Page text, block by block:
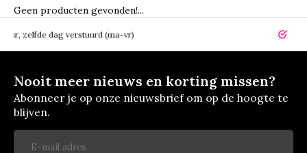
Geen producten gevonden!...
dag verstuurd (ma-vr) 14 dagen
Nooit meer nieuws en korting missen?
Abonneer je op onze nieuwsbrief om op de hoogte te
blijven.